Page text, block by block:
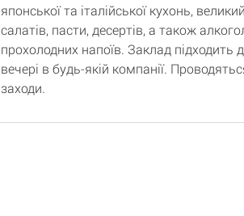
японської та італійської кухонь,
салатів, пасти, десертів, а також
прохолодних напоїв. Заклад підходить
вечері в будь-якій компанії.
заходи.